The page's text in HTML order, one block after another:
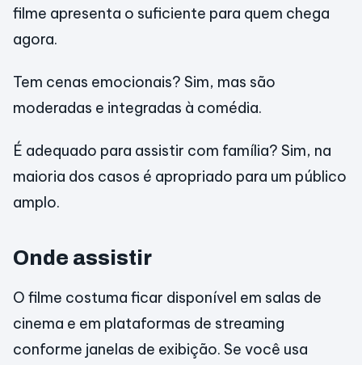
filme apresenta o suficiente para quem chega
agora.
Tem cenas emocionais? Sim, mas são
moderadas e integradas à comédia.
É adequado para assistir com família? Sim, na
maioria dos casos é apropriado para um público
amplo.
Onde assistir
O filme costuma ficar disponível em salas de
cinema e em plataformas de streaming
conforme janelas de exibição. Se você usa